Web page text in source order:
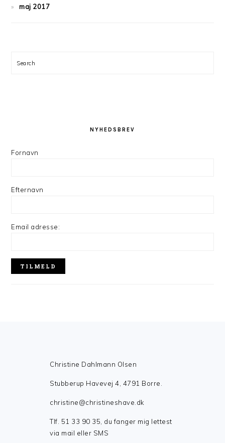
maj 2017
Search
NYHEDSBREV
Fornavn
Efternavn
Email adresse:
Christine Dahlmann Olsen
Stubberup Havevej 4, 4791 Borre.
christine@christineshave.dk
Tlf. 51 33 90 35, du fanger mig lettest
via mail eller SMS